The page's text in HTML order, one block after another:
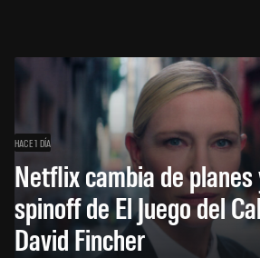
HACE 1 DÍA
Netflix cambia de
spinoff de El Juego del
David Fincher